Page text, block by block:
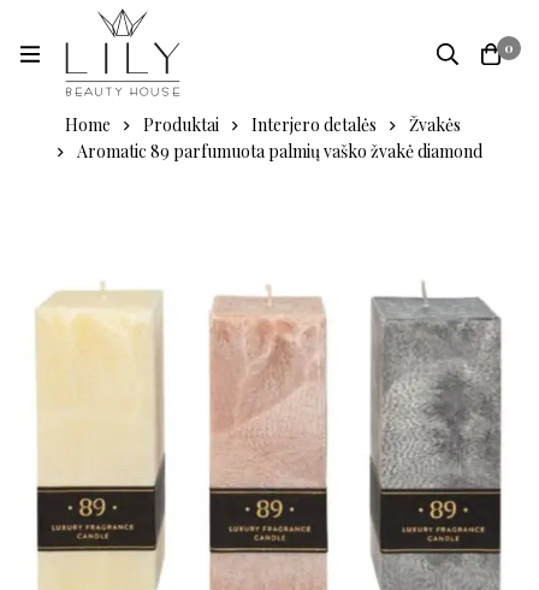
0
Home Produktai Interjero detalės
Žvakės
Aromatic 89 parfumuota palmių vaško žvakė diamond